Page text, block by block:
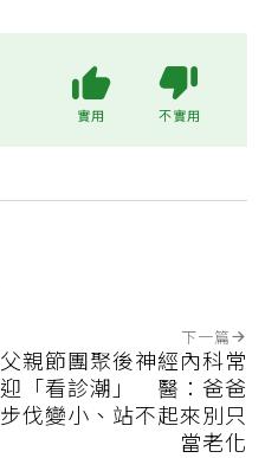
實用 不實用
下一篇
父親節團聚後神經內科常
迎「看診潮」 醫：爸爸
步伐變小、站不起來別只
當老化